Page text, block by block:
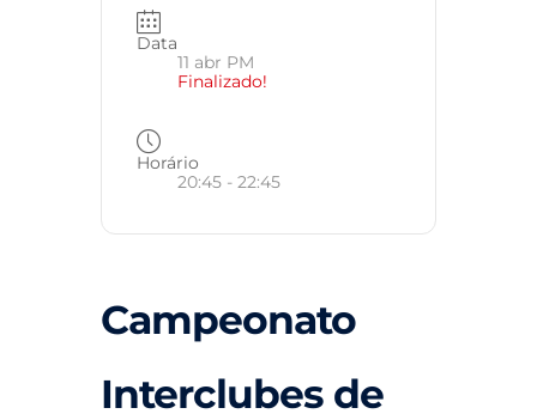
Data
11 abr PM
Finalizado!
Horário
20:45 - 22:45
Campeonato
Interclubes de